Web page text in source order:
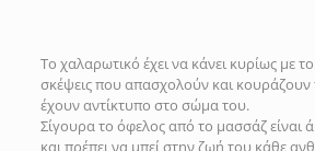
Το χαλαρωτικό έχει να κάνει κυρίως με
σκέψεις που απασχολούν και
έχουν αντίκτυπο στο σώμα του.
Σίγουρα το όφελος από το μασσάζ είναι
και πρέπει να μπεί στην ζωή του κάθε